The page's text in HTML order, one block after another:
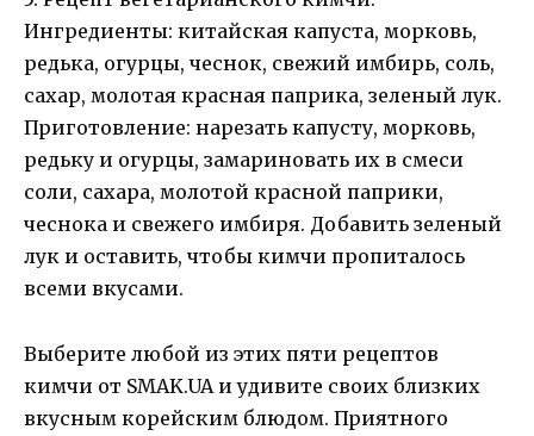
Ингредиенты: китайская капуста, морковь,
редька, огурцы, чеснок, свежий имбирь, соль,
сахар, молотая красная паприка, зеленый лук.
Приготовление: нарезать капусту, морковь,
редьку и огурцы, замариновать их в смеси
соли, сахара, молотой красной паприки,
чеснока и свежего имбиря. Добавить зеленый
лук и оставить, чтобы кимчи пропиталось
всеми вкусами.
Выберите любой из этих пяти рецептов
кимчи от SMAK.UA и удивите своих близких
вкусным корейским блюдом. Приятного